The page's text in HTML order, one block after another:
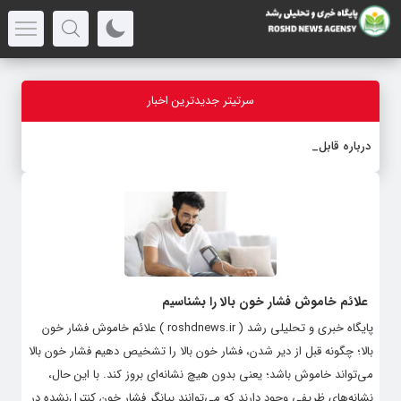
سرتیتر جدیدترین اخبار
درباره قابلیت قل
علائم خاموش فشار خون بالا را بشناسیم
پایگاه خبری و تحلیلی رشد ( roshdnews.ir ) علائم خاموش فشار خون
بالا؛ چگونه قبل از دیر شدن، فشار خون بالا را تشخیص دهیم فشار خون بالا
می‌تواند خاموش باشد؛ یعنی بدون هیچ نشانه‌ای بروز کند. با این حال،